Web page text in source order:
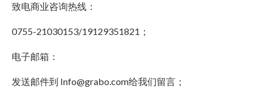
致电商业咨询热线：
0755-21030153/19129351821；
电子邮箱：
发送邮件到 Info@grabo.com给我们留言；